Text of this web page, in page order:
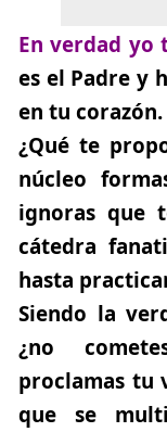
En verdad yo
es el Padre y
en tu corazón.
¿Qué te
núcleo
ignoras que
cátedra
hasta
Siendo la
¿no
proclamas tu
que se